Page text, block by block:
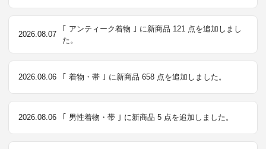
2026.08.07
｢ アンティーク着物 ｣ に新商品 121 点を追加しまし
た。
2026.08.06 ｢ 着物・帯 ｣ に新商品 658 点を追加しました。
2026.08.06 ｢ 男性着物・帯 ｣ に新商品 5 点を追加しました。